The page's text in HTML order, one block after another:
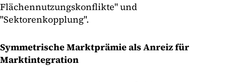
Flächennutzungskonflikte" und
"Sektorenkopplung".
Symmetrische Marktprämie als Anreiz für
Marktintegration